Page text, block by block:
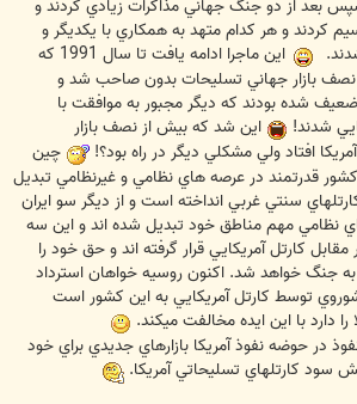
بعد از دو جنگ جهاني مذاکرات زيادي کردند و
کردند و هر کدام متهد به همکاري با يکديگر و
اين ماجرا ادامه يافت تا سال 1991 که
نصف بازار جهاني تسليحات بدون صاحب شد و
شده بودند که ديگر مجبور به موافقت با
شدند!
اين شد که بيش از نصف بازار
افتاد ولي مشکلي ديگر در راه بود؟!
چين
قدرتمند در عرصه هاي نظامي و غيرنظامي تبديل
سنتي غربي انداخته است و از ديگر سو ايران
نظامي مهم مناطق خود تبديل شده اند و اين سه
کارتل آمريکايي قرار گرفته اند و حق خود را
جنگ خواهد شد. اکنون روسيه خواهان استرداد
توسط کارتل آمريکايي به اين کشور است
دارد با اين ايده مخالفت ميکند.
در حوضه نفوذ آمريکا بازارهاي جديدي براي خود
سود کارتلهاي تسليحاتي آمريکا.